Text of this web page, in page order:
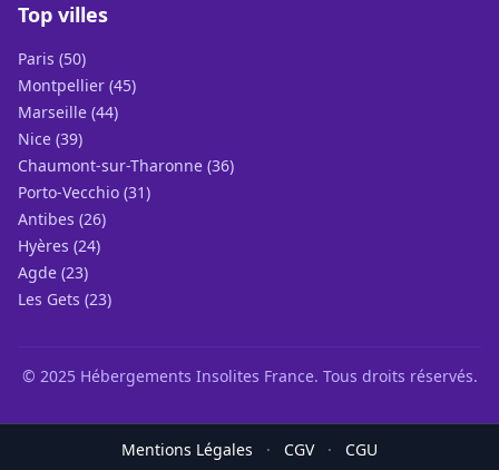
Top villes
Paris (50)
Montpellier (45)
Marseille (44)
Nice (39)
Chaumont-sur-Tharonne (36)
Porto-Vecchio (31)
Antibes (26)
Hyères (24)
Agde (23)
Les Gets (23)
© 2025 Hébergements Insolites France. Tous droits réservés.
Mentions Légales · CGV · CGU